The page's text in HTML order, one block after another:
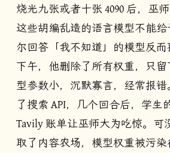
烧光九张或者十张 4090 后，巫
这些胡编乱造的语言模型不能
尔回答「我不知道」的模型反
下午，他删除了所有权重，只
型参数小，沉默寡言，经常报
了搜索 API，几个回合后，学生
Tavily 账单让巫师大为吃惊。可
取了内容农场，模型权重被污